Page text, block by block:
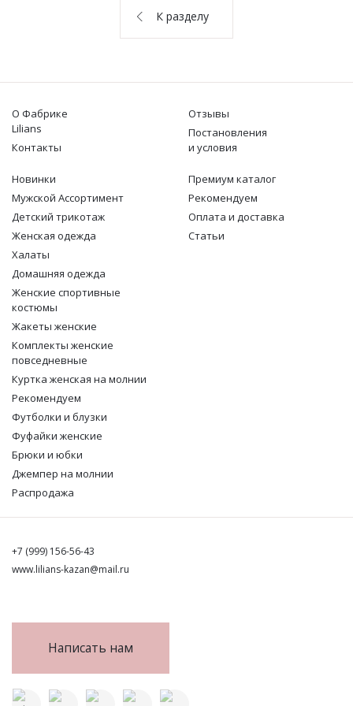
ОТЗЫВЫ
К разделу
О Фабрике
Lilians
Контакты
Отзывы
Постановления
и условия
Новинки
Мужской Ассортимент
Детcкий трикотаж
Женская одежда
Халаты
Домашняя одежда
Женские спортивные
костюмы
Жакеты женские
Комплекты женские
повседневные
Куртка женская на молнии
Рекомендуем
Футболки и блузки
Фуфайки женские
Брюки и юбки
Джемпер на молнии
Распродажа
Премиум каталог
Рекомендуем
Оплата и доставка
Статьи
+7 (999) 156-56-43
www.lilians-kazan@mail.ru
Написать нам